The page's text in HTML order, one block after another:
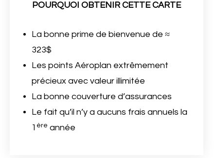
POURQUOI OBTENIR CETTE CARTE
La bonne prime de bienvenue de ≈
323$
Les points Aéroplan extrêmement
précieux avec valeur illimitée
La bonne couverture d’assurances
Le fait qu’il n’y a aucuns frais annuels la
1 ère année